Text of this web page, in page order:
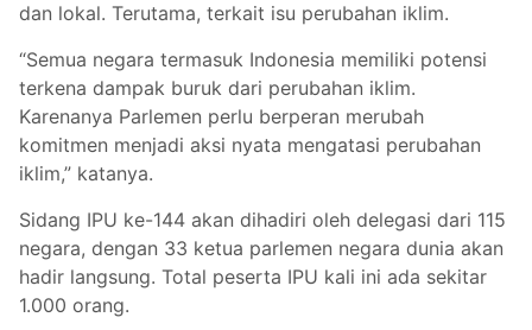
dan lokal. Terutama, terkait isu perubahan iklim.
“Semua negara termasuk Indonesia memiliki potensi
terkena dampak buruk dari perubahan iklim.
Karenanya Parlemen perlu berperan merubah
komitmen menjadi aksi nyata mengatasi perubahan
iklim,” katanya.
Sidang IPU ke-144 akan dihadiri oleh delegasi dari 115
negara, dengan 33 ketua parlemen negara dunia akan
hadir langsung. Total peserta IPU kali ini ada sekitar
1.000 orang.